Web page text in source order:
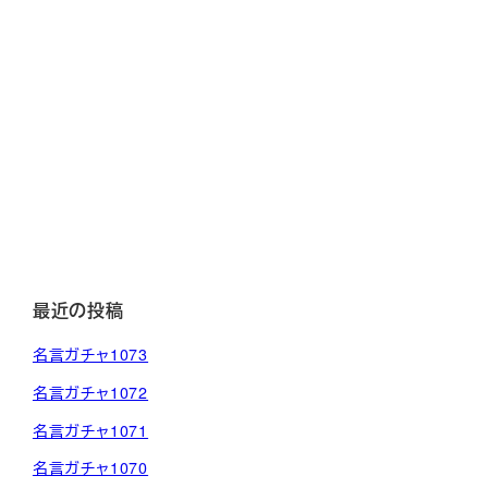
最近の投稿
名言ガチャ1073
名言ガチャ1072
名言ガチャ1071
名言ガチャ1070